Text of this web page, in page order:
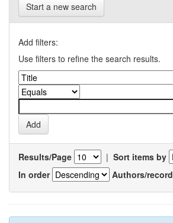
Start a new search
Add filters:
Use filters to refine the search results.
Results/Page | Sort items by
In order
Authors/record